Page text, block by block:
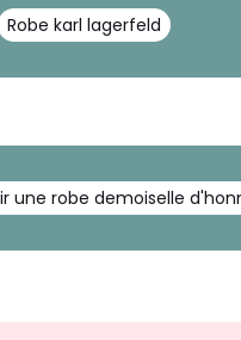
Robe karl lagerfeld
une robe demoiselle